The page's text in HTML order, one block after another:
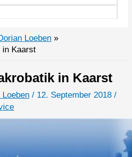
Loeben
in Kaarst
in Kaarst
Loeben / 12. September 2018 /